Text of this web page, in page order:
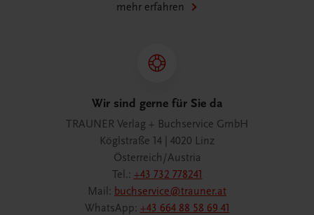
mehr erfahren
Wir sind gerne für Sie da
TRAUNER Verlag + Buchservice GmbH
Köglstraße 14 | 4020 Linz
Österreich/Austria
Tel.: +43 732 778241
Mail: buchservice@trauner.at
WhatsApp: +43 664 88 58 69 41